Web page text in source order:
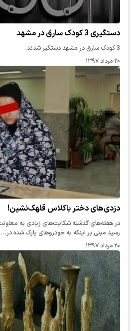
دستگیری 3 کودک سارق در مشهد
3 کودک سارق در مشهد دستگیر شدند.
۲۰ مرداد ۱۳۹۷
دزدی‌های دختر باکلاس قلهک‌نشین!
رسید مبنی بر اینکه به خودروهای پارک شده در…
۲۰ مرداد ۱۳۹۷